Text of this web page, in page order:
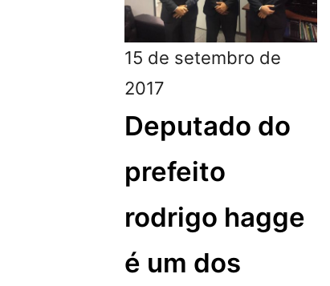
15 de setembro de
2017
Deputado do
prefeito
rodrigo hagge
é um dos